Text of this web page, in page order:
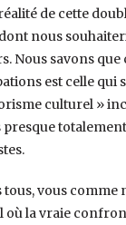
de cette
nous
Nous savons que
est celle qui
culturel »
vous comme
où la vraie